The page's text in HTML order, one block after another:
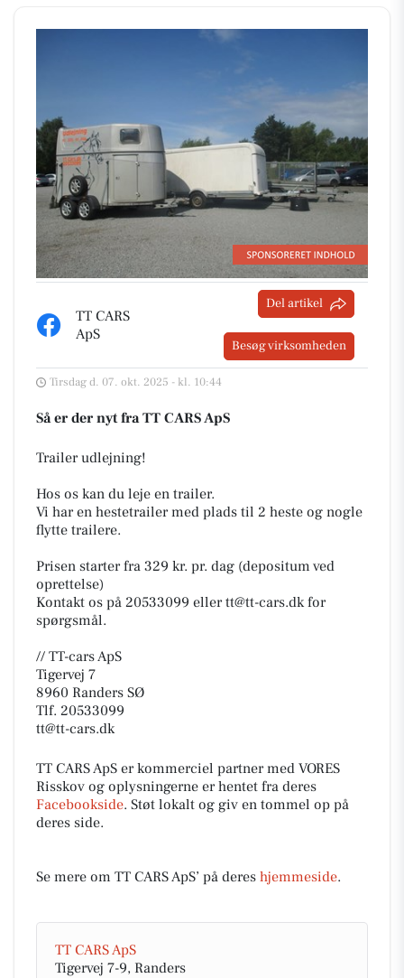
TT CARS
ApS
Del artikel
Besøg virksomheden
Tirsdag d. 07. okt. 2025 - kl. 10:44
Så er der nyt fra TT CARS ApS
Trailer udlejning!
Hos os kan du leje en trailer.
Vi har en hestetrailer med plads til 2 heste og nogle
flytte trailere.
Prisen starter fra 329 kr. pr. dag (depositum ved
oprettelse)
Kontakt os på 20533099 eller tt@tt-cars.dk for
spørgsmål.
// TT-cars ApS
Tigervej 7
8960 Randers SØ
Tlf. 20533099
tt@tt-cars.dk
TT CARS ApS er kommerciel partner med VORES
Risskov og oplysningerne er hentet fra deres
Facebookside. Støt lokalt og giv en tommel op på
deres side.
Se mere om TT CARS ApS’ på deres hjemmeside.
TT CARS ApS
Tigervej 7-9, Randers